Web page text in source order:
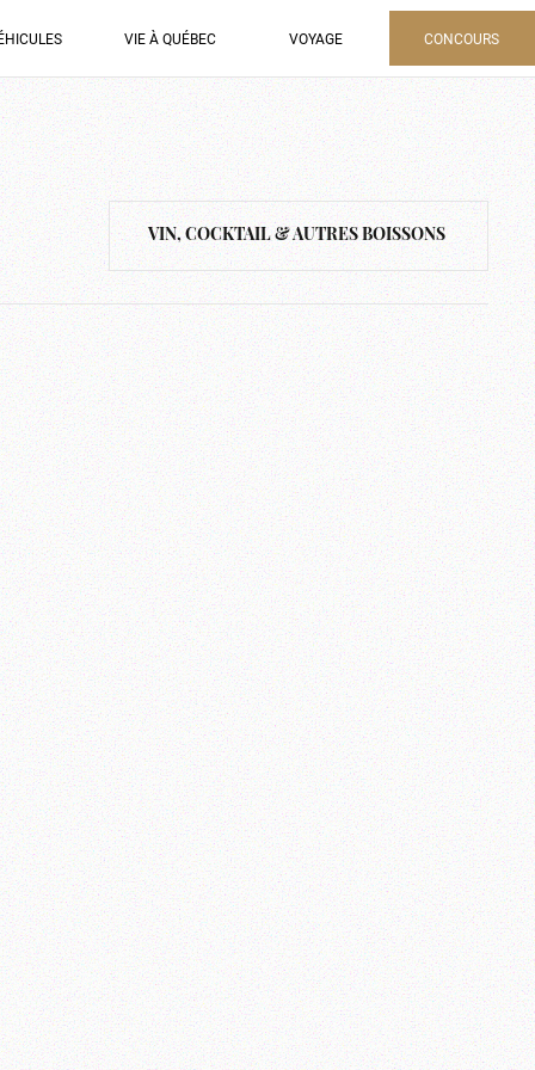
VIE À QUÉBEC VOYAGE CONCOURS
VIN, COCKTAIL & AUTRES BOISSONS